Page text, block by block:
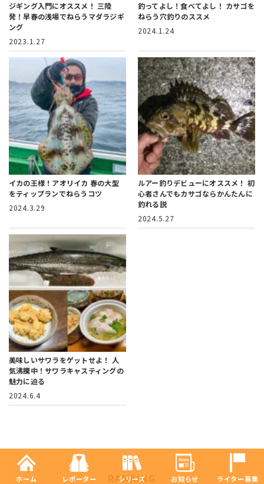
ジギング入門にオススメ！ 三陸
発！早春の浅場でねらうマダラジギ
ング
2023.1.27
釣ってよし！食べてよし！ カサゴを
ねらう穴釣りのススメ
2024.1.24
イカの王様！アオリイカ 春の大型
をティップランでねらうコツ
2024.3.29
ルアー釣りデビューにオススメ！ 初
心者さんでもカサゴならかんたんに
釣れる説
2024.5.27
美味しいサワラをゲットせよ！
人
気沸騰中！サワラキャスティングの
魅力に迫る
2024.6.4
RANKING
ホーム レポーター シリーズ お知らせ ライター募集